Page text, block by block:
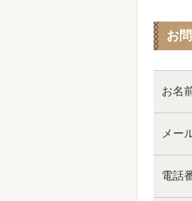
お
お名
メー
電話